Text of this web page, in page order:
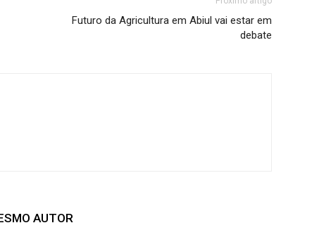
Futuro da Agricultura em Abiul vai estar em
debate
AUTOR